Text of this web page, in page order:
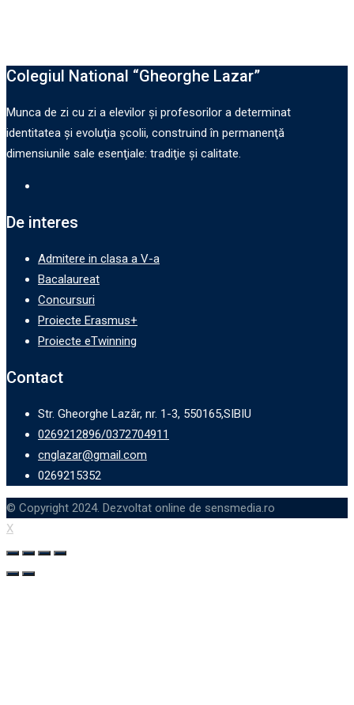
Colegiul National “Gheorghe Lazar”
Munca de zi cu zi a elevilor şi profesorilor a determinat
identitatea şi evoluţia şcolii, construind în permanenţă
dimensiunile sale esenţiale: tradiţie şi calitate.
De interes
Admitere in clasa a V-a
Bacalaureat
Concursuri
Proiecte Erasmus+
Proiecte eTwinning
Contact
Str. Gheorghe Lazăr, nr. 1-3, 550165,SIBIU
0269212896/0372704911
cnglazar@gmail.com
0269215352
© Copyright 2024. Dezvoltat online de sensmedia.ro
X